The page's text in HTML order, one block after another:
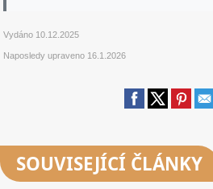
Vydáno 10.12.2025
Naposledy upraveno 16.1.2026
SOUVISEJÍCÍ ČLÁNKY